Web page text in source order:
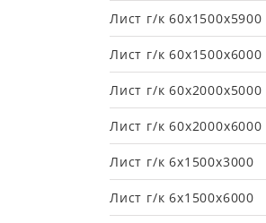
Лист г/к 60х1500х5900
Лист г/к 60х1500х6000
Лист г/к 60х2000х5000
Лист г/к 60х2000х6000
Лист г/к 6х1500х3000
Лист г/к 6х1500х6000